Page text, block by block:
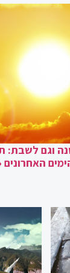
וגם לשבת:
האחרונים